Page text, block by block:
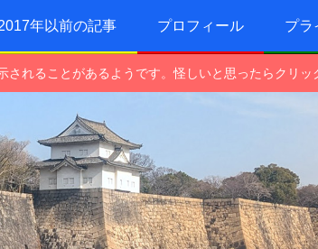
年以前の記事 プロフィール プラ
れることがあるようです。怪しいと思ったらクリッ